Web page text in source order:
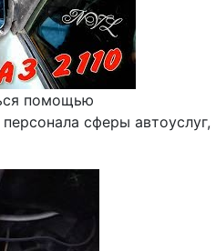
помощью
сферы автоуслуг,